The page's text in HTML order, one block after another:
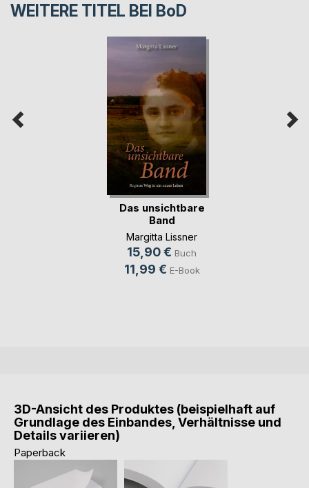
WEITERE TITEL BEI BoD
Das unsichtbare
Band
Margitta Lissner
15,90 € Buch
11,99 € E-Book
3D-Ansicht des Produktes (beispielhaft auf
Grundlage des Einbandes, Verhältnisse und
Details variieren)
Paperback